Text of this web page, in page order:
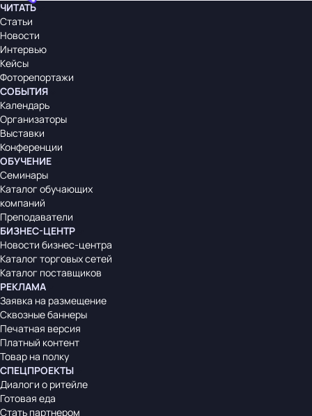
ЧИТАТЬ
Статьи
Новости
Интервью
Кейсы
Фоторепортажи
СОБЫТИЯ
Календарь
Организаторы
Выставки
Конференции
ОБУЧЕНИЕ
Семинары
Каталог обучающих
компаний
Преподаватели
БИЗНЕС-ЦЕНТР
Новости бизнес-центра
Каталог торговых сетей
Каталог поставщиков
РЕКЛАМА
Заявка на размещение
Сквозные баннеры
Печатная версия
Платный контент
Товар на полку
СПЕЦПРОЕКТЫ
Диалоги о ритейле
Готовая еда
Стать партнером